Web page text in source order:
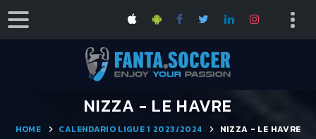
NIZZA - LE HAVRE
HOME CALENDARIO LIGUE 1 2023/2024 NIZZA - LE HAVRE